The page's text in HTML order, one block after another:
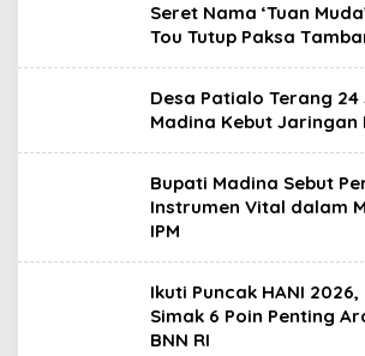
Seret Nama ‘Tuan
Tou Tutup Paksa
Desa Patialo Terang 24
Madina Kebut Jaringan
Bupati Madina Sebut
Instrumen Vital dalam
IPM
Ikuti Puncak HANI 2026,
Simak 6 Poin Penting
BNN RI